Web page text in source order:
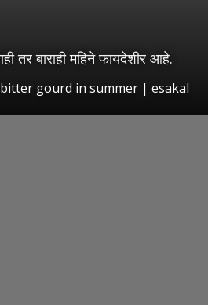
तर बाराही महिने फायदेशीर आहे.
gourd in summer | esakal